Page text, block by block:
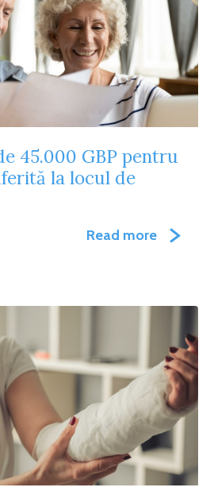
45.000 GBP pentru
la locul de
Read more